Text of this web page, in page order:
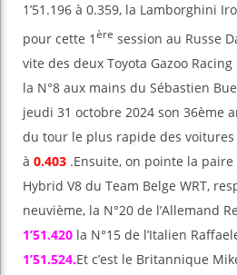
1’51.196 à 0.359, la Lamborghini
pour cette 1 ère session au Russe
vite des deux Toyota Gazoo
la N°8 aux mains du Sébastien
jeudi 31 octobre 2024 son 36ème
du tour le plus rapide des voitures
à 0.403 .Ensuite, on pointe la paire
Hybrid V8 du Team Belge WRT,
neuvième, la N°20 de l’Allemand
1’51.420 la N°15 de l’Italien
1’51.524.Et c’est le Britannique